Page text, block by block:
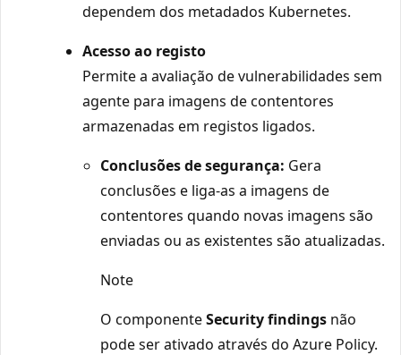
dependem dos metadados Kubernetes.
Acesso ao registo
Permite a avaliação de vulnerabilidades sem
agente para imagens de contentores
armazenadas em registos ligados.
Conclusões de segurança: Gera
conclusões e liga-as a imagens de
contentores quando novas imagens são
enviadas ou as existentes são atualizadas.
Note
O componenteSecurity findings não
pode ser ativado através do Azure Policy.